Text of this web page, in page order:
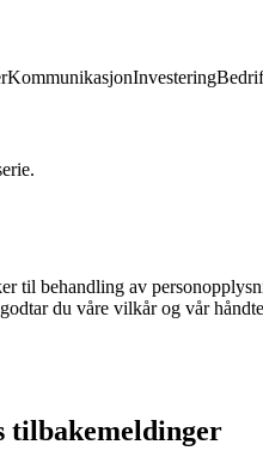
KommunikasjonInvestering
til behandling av
du våre vilkår og vår
tilbakemeldinger